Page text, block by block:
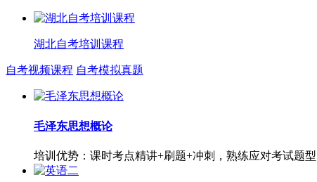
湖北自考培训课程
自考视频课程 自考模拟真题
毛泽东思想概论
培训优势：课时考点精讲+刷题+冲刺，熟练应对考试题